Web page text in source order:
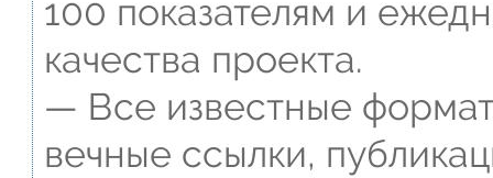
100 показателям и
качества проекта.
— Все известные
вечные ссылки,